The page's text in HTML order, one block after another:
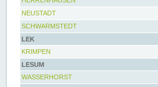
NEUSTADT
SCHWARMSTEDT
LEK
KRIMPEN
LESUM
WASSERHORST